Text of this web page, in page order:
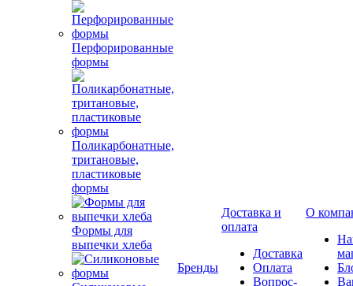
Перфорированные
формы
Поликарбонатные,
тритановые,
пластиковые
формы
Формы для
выпечки хлеба
Бренды
Доставка и
оплата
Доставка
Оплата
Вопрос-
О